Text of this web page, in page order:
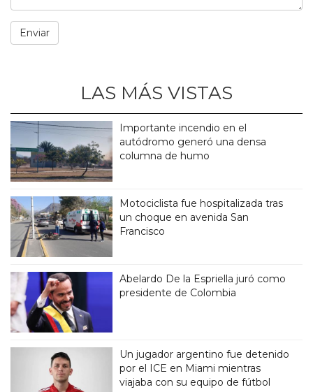
LAS MÁS VISTAS
Importante incendio en el
autódromo generó una densa
columna de humo
Motociclista fue hospitalizada tras
un choque en avenida San
Francisco
Abelardo De la Espriella juró como
presidente de Colombia
Un jugador argentino fue detenido
por el ICE en Miami mientras
viajaba con su equipo de fútbol